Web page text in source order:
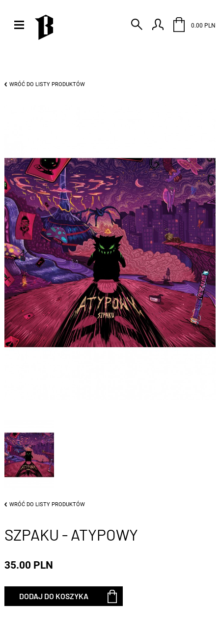
0.00 PLN
WRÓĆ DO LISTY PRODUKTÓW
WRÓĆ DO LISTY PRODUKTÓW
SZPAKU - ATYPOWY
35.00 PLN
DODAJ DO KOSZYKA